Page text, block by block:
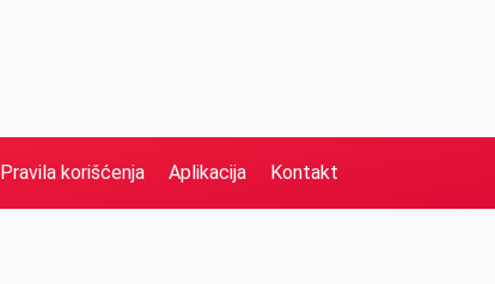
Pravila korišćenja Aplikacija Kontakt